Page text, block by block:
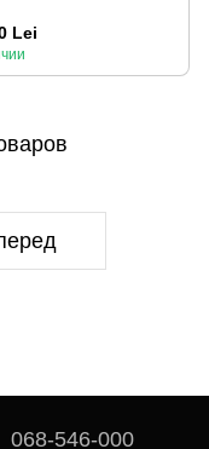
Lei
068-546-000